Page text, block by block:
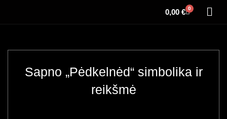
0,00 € 0
Sapno „Pėdkelnėd“ simbolika ir
reikšmė